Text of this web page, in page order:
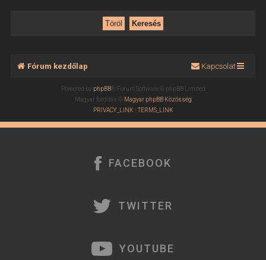
Fórum kezdőlap Kapcsolat
Powered by phpBB® Forum Software © phpBB Limited
Magyar fordítás © Magyar phpBB Közösség
PRIVACY_LINK|TERMS_LINK
FACEBOOK
TWITTER
YOUTUBE